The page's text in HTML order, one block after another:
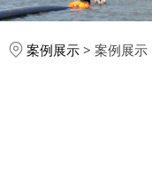
案例展示 > 案例展示